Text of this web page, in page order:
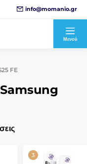
info@momanio.gr
Μενού
FE
Samsung